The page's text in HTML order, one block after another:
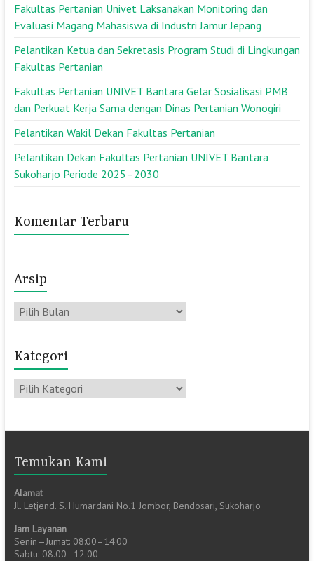
Fakultas Pertanian Univet Laksanakan Monitoring dan
Evaluasi Magang Mahasiswa di Industri Jamur Jepang
Pelantikan Ketua dan Sekretasis Program Studi di Lingkungan
Fakultas Pertanian
Fakultas Pertanian UNIVET Bantara Gelar Sosialisasi PMB
dan Perkuat Kerja Sama dengan Dinas Pertanian Wonogiri
Pelantikan Wakil Dekan Fakultas Pertanian
Pelantikan Dekan Fakultas Pertanian UNIVET Bantara
Sukoharjo Periode 2025–2030
Komentar Terbaru
Arsip
Arsip
Kategori
Kategori
Temukan Kami
Alamat
Jl. Letjend. S. Humardani No.1 Jombor, Bendosari, Sukoharjo
Jam Layanan
Senin—Jumat: 08:00–14:00
Sabtu: 08.00–12.00